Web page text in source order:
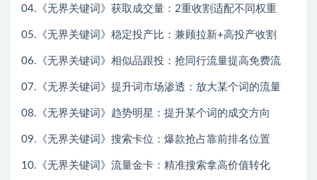
04.《无界关键词》获取成交量：2重收割适配不同权重
05.《无界关键词》稳定投产比：兼顾拉新+高投产收割
06.《无界关键词》相似品跟投：抢同行流量提高免费流
07.《无界关键词》提升词市场渗透：放大某个词的流量
08.《无界关键词》趋势明星：提升某个词的成交方向
09.《无界关键词》搜索卡位：爆款抢占靠前排名位置
10.《无界关键词》流量金卡：精准搜索拿高价值转化